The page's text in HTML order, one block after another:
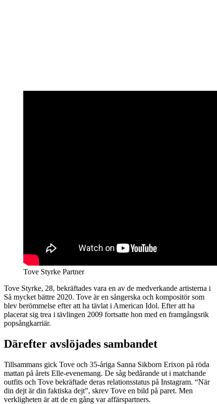
Tove Styrke Partner
Tove Styrke, 28, bekräftades vara en av de medverkande artisterna i
Så mycket bättre 2020. Tove är en sångerska och kompositör som
blev berömmelse efter att ha tävlat i American Idol. Efter att ha
placerat sig trea i tävlingen 2009 fortsatte hon med en framgångsrik
popsångkarriär.
Därefter avslöjades sambandet
Tillsammans gick Tove och 35-åriga Sanna Sikborn Erixon på röda
mattan på årets Elle-evenemang. De såg bedårande ut i matchande
outfits och Tove bekräftade deras relationsstatus på Instagram. “När
din dejt är din faktiska dejt”, skrev Tove en bild på paret. Men
verkligheten är att de en gång var affärspartners.